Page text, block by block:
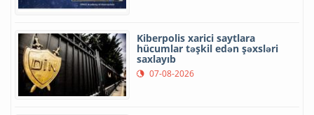
Kiberpolis xarici saytlara
hücumlar təşkil edən şəxsləri
saxlayıb
07-08-2026